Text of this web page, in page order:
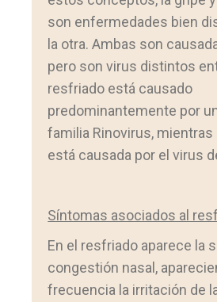
son enfermedades bien
la otra. Ambas son
pero son virus distintos
resfriado está causado
predominantemente por
familia Rinovirus, mientras
está causada por el virus
Síntomas asociados al
En el resfriado aparece la
congestión nasal,
frecuencia la irritación de